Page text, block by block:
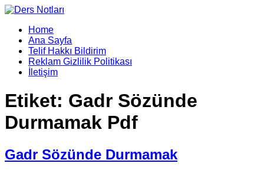
Home
Ana Sayfa
Telif Hakkı Bildirim
Reklam Gizlilik Politikası
İletişim
Etiket: Gadr Sözünde
Durmamak Pdf
Gadr Sözünde Durmamak